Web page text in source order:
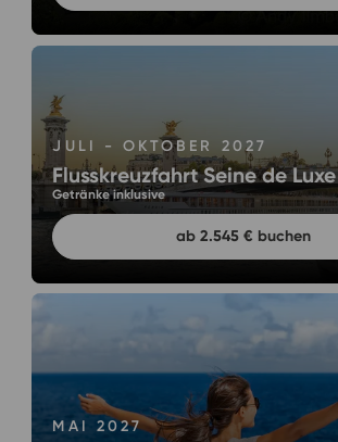
JULI - OKTOBER 2027
Flusskreuzfahrt Seine de Luxe
Getränke inklusive
ab 2.545 € buchen
MAI 2027